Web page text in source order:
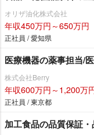
オリザ油化株式会社
年収450万円～650万円
正社員 / 愛知県
医療機器の薬事担当/
株式会社Berry
年収600万円～1,200万
正社員 / 東京都
加工食品の品質保証